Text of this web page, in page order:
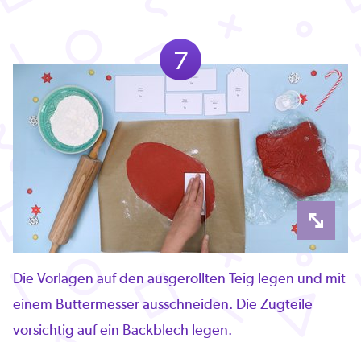
7
Die Vorlagen auf den ausgerollten Teig legen und mit
einem Buttermesser ausschneiden. Die Zugteile
vorsichtig auf ein Backblech legen.